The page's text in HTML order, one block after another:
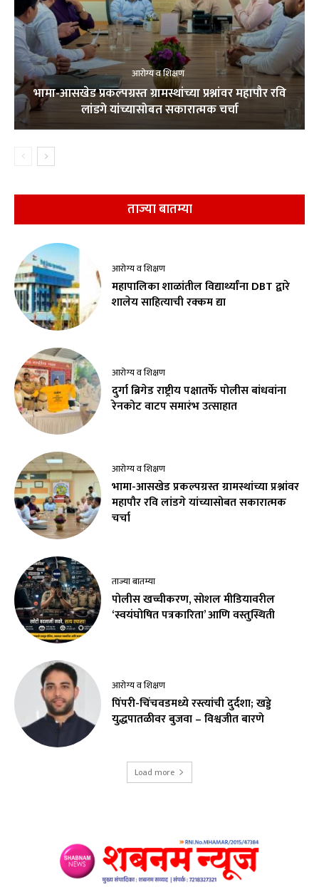
आरोग्य व शिक्षण
भामा-आसखेड प्रकल्पग्रस्त ग्रामस्थांच्या प्रश्नांवर महापौर रवि
लांडगे यांच्यासोबत सकारात्मक चर्चा
ताज्या बातम्या
आरोग्य व शिक्षण
महापालिका शाळांतील विद्यार्थ्यांना DBT द्वारे
शालेय साहित्याची रक्कम द्या
आरोग्य व शिक्षण
दुर्गा ब्रिगेड राष्ट्रीय पक्षातर्फे पोलीस बांधवांना
रेनकोट वाटप समारंभ उत्साहात
आरोग्य व शिक्षण
भामा-आसखेड प्रकल्पग्रस्त ग्रामस्थांच्या प्रश्नांवर
महापौर रवि लांडगे यांच्यासोबत सकारात्मक
चर्चा
ताज्या बातम्या
पोलीस खच्चीकरण, सोशल मीडियावरील
‘स्वयंघोषित पत्रकारिता’ आणि वस्तुस्थिती
आरोग्य व शिक्षण
पिंपरी-चिंचवडमध्ये रस्त्यांची दुर्दशा; खड्डे
युद्धपातळीवर बुजवा – विश्वजीत बारणे
Load more